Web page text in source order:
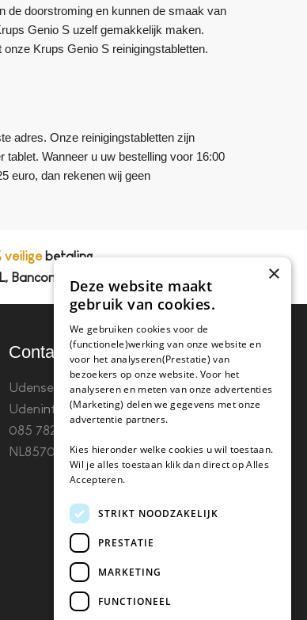
de doorstroming en kunnen de smaak van
Genio S uzelf gemakkelijk maken.
Krups Genio S reinigingstabletten.
adres. Onze reinigingstabletten zijn
Wanneer u uw bestelling voor 16:00
euro, dan rekenen wij geen
veiligebetaling,
Bancontact en op rekening
Contact
Udenseweg 8B 5405 PA
Udeninfo(@)koffie-tabletten.nlTel.
085 782 5578KvK 67529623 Btw:
NL857053759B01
×
Deze website maakt
gebruik van cookies.
We gebruiken cookies voor de
(functionele)werking van onze website en
voor het analyseren(Prestatie) van
bezoekers op onze website. Voor het
analyseren en meten van onze advertenties
(Marketing) delen we gegevens met onze
advertentie partners.
Kies hieronder welke cookies u wil toestaan.
Wil je alles toestaan klik dan direct op Alles
Accepteren.
STRIKT NOODZAKELIJK
PRESTATIE
MARKETING
FUNCTIONEEL